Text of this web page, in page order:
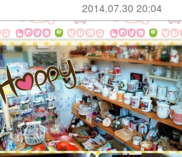
2014.07.30 20:04